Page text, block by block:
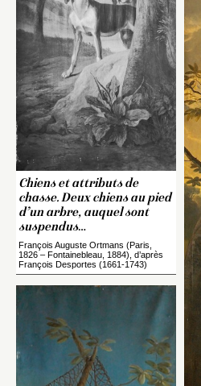
Chiens et attributs de
chasse. Deux chiens au pied
d’un arbre, auquel sont
suspendus…
François Auguste Ortmans (Paris,
1826 – Fontainebleau, 1884), d’après
François Desportes (1661-1743)